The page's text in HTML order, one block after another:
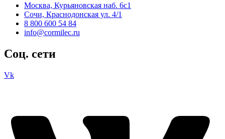
Москва, Курьяновская наб. 6с1
Сочи, Краснодонская ул. 4/1
8 800 600 54 84
info@cormilec.ru
Соц. сети
Vk